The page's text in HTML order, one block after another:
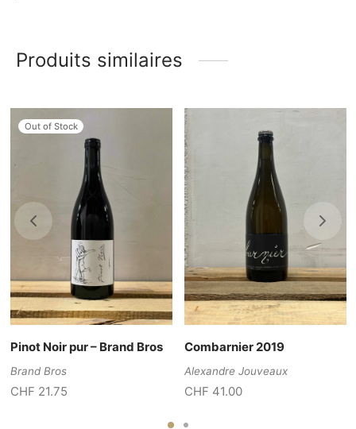
Produits similaires
Out of Stock
Pinot Noir pur – Brand Bros
Brand Bros
CHF 21.75
Combarnier 2019
Alexandre Jouveaux
CHF 41.00